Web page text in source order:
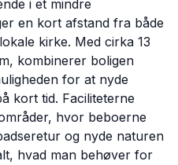
i et mindre
en kort afstand fra både
kirke. Med cirka 13
kombinerer boligen
for at nyde
kort tid. Faciliteterne
hvor beboerne
og nyde naturen
hvad man behøver for